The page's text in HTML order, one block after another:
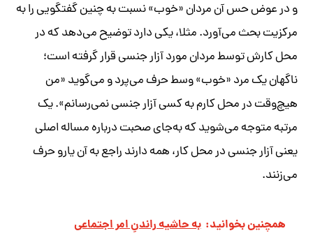
و در عوض حس آن مردان «خوب» نسبت به چنین گفتگویی را به
مرکزیت بحث می‌آورد. مثلا، یکی دارد توضیح می‌دهد که در
محل کارش توسط مردان مورد آزار جنسی قرار گرفته است؛
ناگهان یک مرد «خوب» وسط حرف می‌پرد و می‌گوید «من
هیچ‌وقت در محل کارم به کسی آزار جنسی نمی‌رسانم». یک
مرتبه متوجه می‌شوید که به‌جای صحبت درباره مساله اصلی
یعنی آزار جنسی در محل کار، همه دارند راجع به آن یارو حرف
می‌زنند.
همچنین بخوانید: به حاشیه راندنِ امر اجتماعی